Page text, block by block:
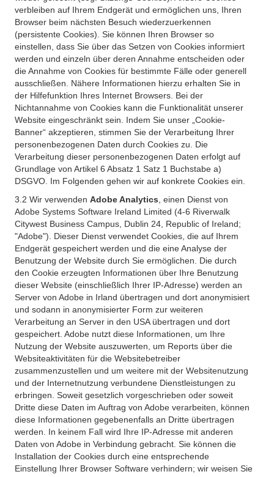
verbleiben auf Ihrem Endgerät und ermöglichen uns, Ihren
Browser beim nächsten Besuch wiederzuerkennen
(persistente Cookies). Sie können Ihren Browser so
einstellen, dass Sie über das Setzen von Cookies informiert
werden und einzeln über deren Annahme entscheiden oder
die Annahme von Cookies für bestimmte Fälle oder generell
ausschließen. Nähere Informationen hierzu erhalten Sie in
der Hilfefunktion Ihres Internet Browsers. Bei der
Nichtannahme von Cookies kann die Funktionalität unserer
Website eingeschränkt sein. Indem Sie unser „Cookie-
Banner“ akzeptieren, stimmen Sie der Verarbeitung Ihrer
personenbezogenen Daten durch Cookies zu. Die
Verarbeitung dieser personenbezogenen Daten erfolgt auf
Grundlage von Artikel 6 Absatz 1 Satz 1 Buchstabe a)
DSGVO. Im Folgenden gehen wir auf konkrete Cookies ein.
3.2 Wir verwenden Adobe Analytics , einen Dienst von
Adobe Systems Software Ireland Limited (4-6 Riverwalk
Citywest Business Campus, Dublin 24, Republic of Ireland;
"Adobe"). Dieser Dienst verwendet Cookies, die auf Ihrem
Endgerät gespeichert werden und die eine Analyse der
Benutzung der Website durch Sie ermöglichen. Die durch
den Cookie erzeugten Informationen über Ihre Benutzung
dieser Website (einschließlich Ihrer IP-Adresse) werden an
Server von Adobe in Irland übertragen und dort anonymisiert
und sodann in anonymisierter Form zur weiteren
Verarbeitung an Server in den USA übertragen und dort
gespeichert. Adobe nutzt diese Informationen, um Ihre
Nutzung der Website auszuwerten, um Reports über die
Websiteaktivitäten für die Websitebetreiber
zusammenzustellen und um weitere mit der Websitenutzung
und der Internetnutzung verbundene Dienstleistungen zu
erbringen. Soweit gesetzlich vorgeschrieben oder soweit
Dritte diese Daten im Auftrag von Adobe verarbeiten, können
diese Informationen gegebenenfalls an Dritte übertragen
werden. In keinem Fall wird Ihre IP-Adresse mit anderen
Daten von Adobe in Verbindung gebracht. Sie können die
Installation der Cookies durch eine entsprechende
Einstellung Ihrer Browser Software verhindern; wir weisen Sie